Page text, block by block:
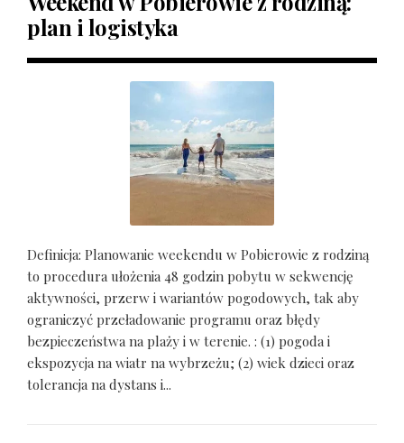
plan i logistyka
Definicja: Planowanie weekendu w Pobierowie z rodziną
to procedura ułożenia 48 godzin pobytu w sekwencję
aktywności, przerw i wariantów pogodowych, tak aby
ograniczyć przeładowanie programu oraz błędy
bezpieczeństwa na plaży i w terenie. : (1) pogoda i
ekspozycja na wiatr na wybrzeżu; (2) wiek dzieci oraz
tolerancja na dystans i...